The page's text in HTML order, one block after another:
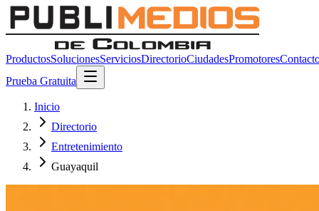
ProductosSolucionesServiciosDirectorioCiudadesPromotores
Prueba Gratuita
Inicio
Directorio
Entretenimiento
Guayaquil